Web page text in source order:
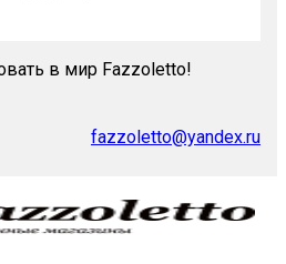
в мир Fazzoletto!
fazzoletto@yandex.ru